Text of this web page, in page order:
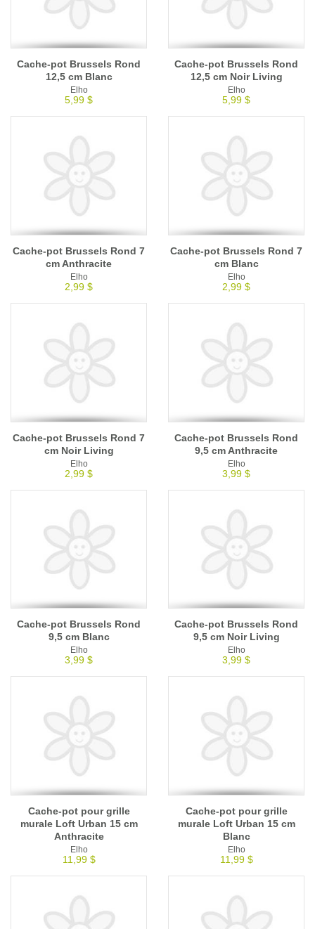
Cache-pot Brussels Rond
12,5 cm Blanc
Elho
5,99 $
Cache-pot Brussels Rond
12,5 cm Noir Living
Elho
5,99 $
Cache-pot Brussels Rond 7
cm Anthracite
Elho
2,99 $
Cache-pot Brussels Rond 7
cm Blanc
Elho
2,99 $
Cache-pot Brussels Rond 7
cm Noir Living
Elho
2,99 $
Cache-pot Brussels Rond
9,5 cm Anthracite
Elho
3,99 $
Cache-pot Brussels Rond
9,5 cm Blanc
Elho
3,99 $
Cache-pot Brussels Rond
9,5 cm Noir Living
Elho
3,99 $
Cache-pot pour grille
murale Loft Urban 15 cm
Anthracite
Elho
11,99 $
Cache-pot pour grille
murale Loft Urban 15 cm
Blanc
Elho
11,99 $